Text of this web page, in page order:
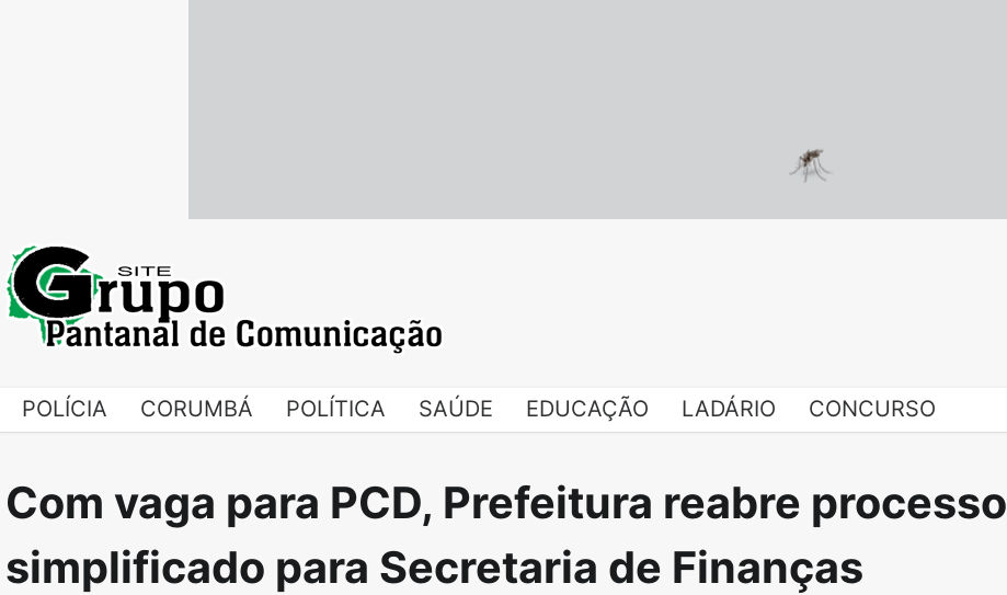
POLÍCIA CORUMBÁ POLÍTICA SAÚDE EDUCAÇÃO LADÁRIO CONCURSO
Com vaga para PCD, Prefeitura reabre processo
simplificado para Secretaria de Finanças